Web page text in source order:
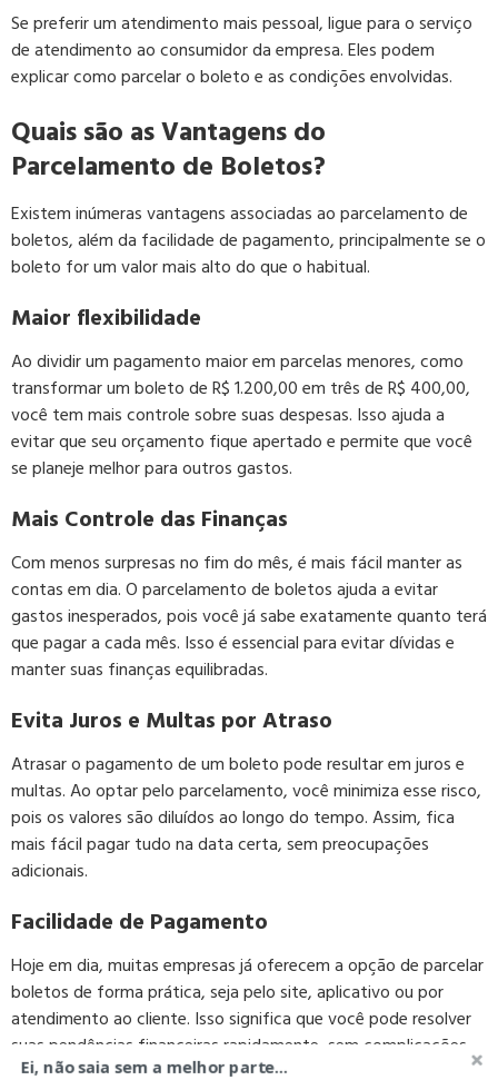
Se preferir um atendimento mais pessoal, ligue para o serviço
de atendimento ao consumidor da empresa. Eles podem
explicar como parcelar o boleto e as condições envolvidas.
Quais são as Vantagens do
Parcelamento de Boletos?
Existem inúmeras vantagens associadas ao parcelamento de
boletos, além da facilidade de pagamento, principalmente se o
boleto for um valor mais alto do que o habitual.
Maior flexibilidade
Ao dividir um pagamento maior em parcelas menores, como
transformar um boleto de R$ 1.200,00 em três de R$ 400,00,
você tem mais controle sobre suas despesas. Isso ajuda a
evitar que seu orçamento fique apertado e permite que você
se planeje melhor para outros gastos.
Mais Controle das Finanças
Com menos surpresas no fim do mês, é mais fácil manter as
contas em dia. O parcelamento de boletos ajuda a evitar
gastos inesperados, pois você já sabe exatamente quanto terá
que pagar a cada mês. Isso é essencial para evitar dívidas e
manter suas finanças equilibradas.
Evita Juros e Multas por Atraso
Atrasar o pagamento de um boleto pode resultar em juros e
multas. Ao optar pelo parcelamento, você minimiza esse risco,
pois os valores são diluídos ao longo do tempo. Assim, fica
mais fácil pagar tudo na data certa, sem preocupações
adicionais.
Facilidade de Pagamento
Hoje em dia, muitas empresas já oferecem a opção de parcelar
boletos de forma prática, seja pelo site, aplicativo ou por
atendimento ao cliente. Isso significa que você pode resolver
suas pendências financeiras rapidamente, sem complicações.
Ei, não saia sem a melhor parte...